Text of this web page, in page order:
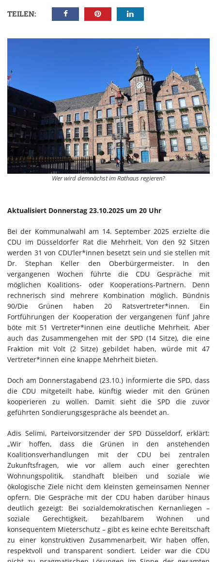
TEILEN:
Wer wird demnächst im Rathaus regieren?
Aktualisiert Donnerstag 23.10.2025 um 20 Uhr
Bei der Kommunalwahl am 14. September 2025 erzielte die
CDU im Düsseldorfer Rat die Mehrheit. Von den 92 Sitzen
werden 31 von CDU’ler*innen besetzt sein und sie stellen mit
Dr. Stephan Keller den Oberbürgermeister. In den
vergangenen Wochen führte die CDU Gespräche mit
möglichen Koalitions- oder Kooperations-Partnern. Denn
rechnerisch sind mehrere Kombination möglich. Bündnis
90/Die Grünen haben 20 Ratsvertreter*innen. Ein
Fortführungen der Kooperation der vergangenen fünf Jahre
böte mit 51 Vertreter*innen eine deutliche Mehrheit. Aber
auch das Zusammengehen mit der SPD (14 Sitze), die eine
Fraktion mit Volt (2 Sitze) gebildet haben, würde mit 47
Vertreter*innen eine knappe Mehrheit bieten.
Doch am Donnerstagabend (23.10.) informierte die SPD, dass
die CDU mitgeteilt habe, künftig wieder mit den Grünen
kooperieren zu wollen. Damit sieht die SPD die zuvor
geführten Sondierungsgespräche als beendet an.
Adis Selimi, Parteivorsitzender der SPD Düsseldorf, erklärt:
„Wir hoffen, dass die Grünen in den anstehenden
Koalitionsverhandlungen mit der CDU bei zentralen
Zukunftsfragen, wie vor allem auch einer gerechten
Wohnungspolitik, standhaft bleiben und soziale wie
ökologische Ziele nicht dem kleinsten gemeinsamen Nenner
opfern. Die Gespräche mit der CDU haben darüber hinaus
deutlich gezeigt: Bei sozialdemokratischen Kernanliegen –
soziale Gerechtigkeit, bezahlbarem Wohnen und
konsequentem Mieterschutz – gibt es keine echte Bereitschaft
zu einer konstruktiven Zusammenarbeit. Wir haben offen,
respektvoll und transparent sondiert. Leider war die CDU